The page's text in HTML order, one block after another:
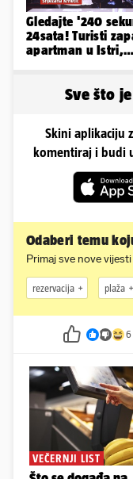
Gledajte '240
24sata! Turisti
apartman u Istri,
Sve što
Skini aplikaciju
komentiraj i budi
Odaberi temu
Primaj sve nove
rezervacija plaža
6